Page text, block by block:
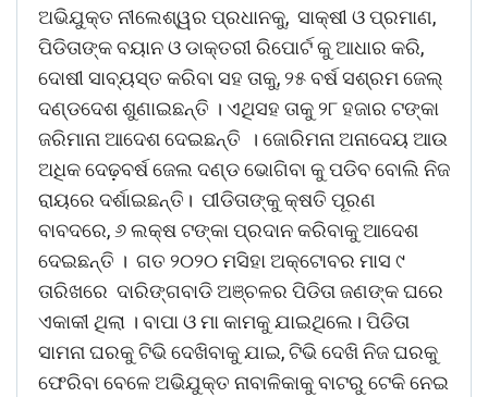
ଅଭିଯୁକ୍ତ ନୀଲେଶ୍ୱର ପ୍ରଧାନକୁ, ସାକ୍ଷୀ ଓ ପ୍ରମାଣ,
ପିଡିତାଙ୍କ ବୟାନ ଓ ଡାକ୍ତରୀ ରିପୋର୍ଟ କୁ ଆଧାର କରି,
ଦୋଷୀ ସାବ୍ୟସ୍ତ କରିବା ସହ ତାକୁ, ୨୫ ବର୍ଷ ସଶ୍ରମ ଜେଲ୍
ଦଣ୍ଡଦେଶ ଶୁଣାଇଛନ୍ତି । ଏଥିସହ ତାକୁ ୨୮ ହଜାର ଟଙ୍କା
ଜରିମାନା ଆଦେଶ ଦେଇଛନ୍ତି । ଜୋରିମନା ଅନାଦେୟ ଆଉ
ଅଧିକ ଦେଢ଼ବର୍ଷ ଜେଲ ଦଣ୍ଡ ଭୋଗିବା କୁ ପଡିବ ବୋଲି ନିଜ
ରାୟରେ ଦର୍ଶାଇଛନ୍ତି। ପୀଡିତାଙ୍କୁ କ୍ଷତି ପୂରଣ
ବାବଦରେ, ୬ ଲକ୍ଷ ଟଙ୍କା ପ୍ରଦାନ କରିବାକୁ ଆଦେଶ
ଦେଇଛନ୍ତି । ଗତ ୨୦୨୦ ମସିହା ଅକ୍ଟୋବର ମାସ ୯
ତାରିଖରେ ଦାରିଙ୍ଗବାଡି ଅଞ୍ଚଳର ପିଡିତା ଜଣଙ୍କ ଘରେ
ଏକାକୀ ଥିଲା । ବାପା ଓ ମା କାମକୁ ଯାଇଥିଲେ। ପିଡିତା
ସାମନା ଘରକୁ ଟିଭି ଦେଖିବାକୁ ଯାଇ, ଟିଭି ଦେଖି ନିଜ ଘରକୁ
ଫେରିବା ବେଳେ ଅଭିଯୁକ୍ତ ନାବାଳିକାକୁ ବାଟରୁ ଟେକି ନେଇ